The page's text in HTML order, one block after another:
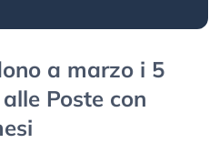
a marzo i 5
Poste con